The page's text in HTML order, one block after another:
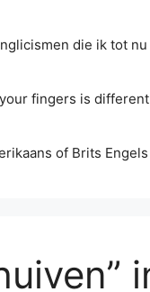
die ik tot
fingers is
of Brits